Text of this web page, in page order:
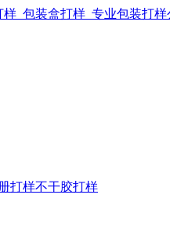
打样不干胶打样